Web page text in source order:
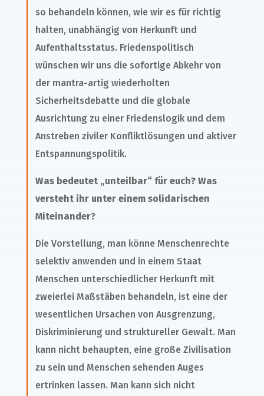
so behandeln können, wie wir es für richtig
halten, unabhängig von Herkunft und
Aufenthaltsstatus. Friedenspolitisch
wünschen wir uns die sofortige Abkehr von
der mantra-artig wiederholten
Sicherheitsdebatte und die globale
Ausrichtung zu einer Friedenslogik und dem
Anstreben ziviler Konfliktlösungen und aktiver
Entspannungspolitik.
Was bedeutet „unteilbar“ für euch? Was
versteht ihr unter einem solidarischen
Miteinander?
Die Vorstellung, man könne Menschenrechte
selektiv anwenden und in einem Staat
Menschen unterschiedlicher Herkunft mit
zweierlei Maßstäben behandeln, ist eine der
wesentlichen Ursachen von Ausgrenzung,
Diskriminierung und struktureller Gewalt. Man
kann nicht behaupten, eine große Zivilisation
zu sein und Menschen sehenden Auges
ertrinken lassen. Man kann sich nicht